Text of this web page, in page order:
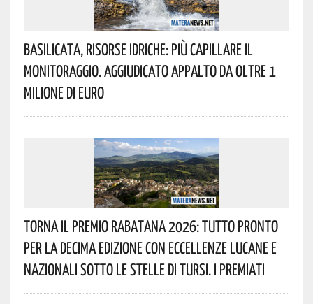
Basilicata, Risorse Idriche: Più Capillare Il
Monitoraggio. Aggiudicato Appalto Da Oltre 1
Milione Di Euro
Torna Il Premio Rabatana 2026: Tutto Pronto
Per La Decima Edizione Con Eccellenze Lucane E
Nazionali Sotto Le Stelle Di Tursi. I Premiati